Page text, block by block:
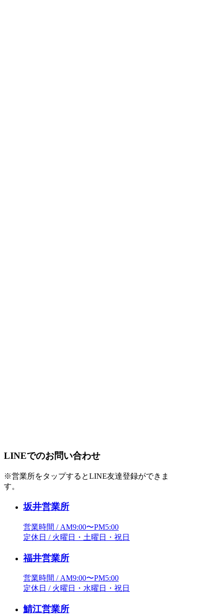
LINEでのお問い合わせ
※営業所をタップするとLINE友達登録ができま
す。
坂井営業所
営業時間 / AM9:00〜PM5:00
定休日 / 火曜日・土曜日・祝日
福井営業所
営業時間 / AM9:00〜PM5:00
定休日 / 火曜日・水曜日・祝日
鯖江営業所